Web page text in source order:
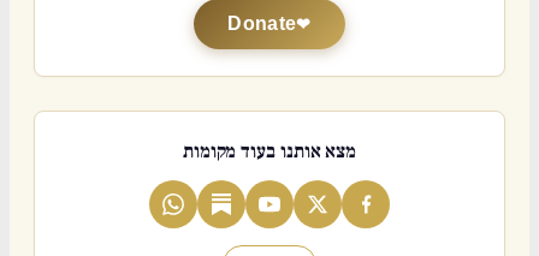
Donate
מצא אותנו בעוד מקומות